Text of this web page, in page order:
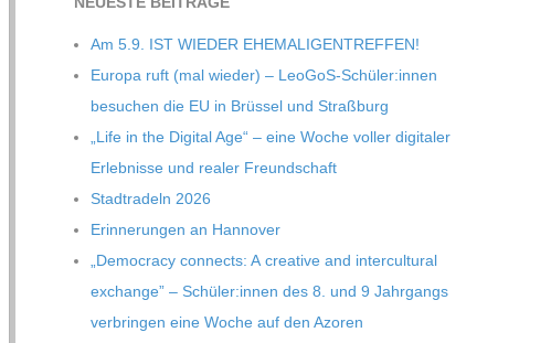
Am 5.9. IST WIEDER EHEMALIGENTREFFEN!
Europa ruft (mal wie­der) – LeoGoS-Schüler:innen
besu­chen die EU in Brüs­sel und Straßburg
„Life in the Digi­tal Age“ – eine Woche vol­ler digi­ta­ler
Erleb­nisse und rea­ler Freundschaft
Stadt­ra­deln 2026
Erin­ne­run­gen an Hannover
„Demo­cracy con­nects: A crea­tive and inter­cul­tu­ral
exch­ange” – Schüler:innen des 8. und 9 Jahr­gangs
ver­brin­gen eine Woche auf den Azoren